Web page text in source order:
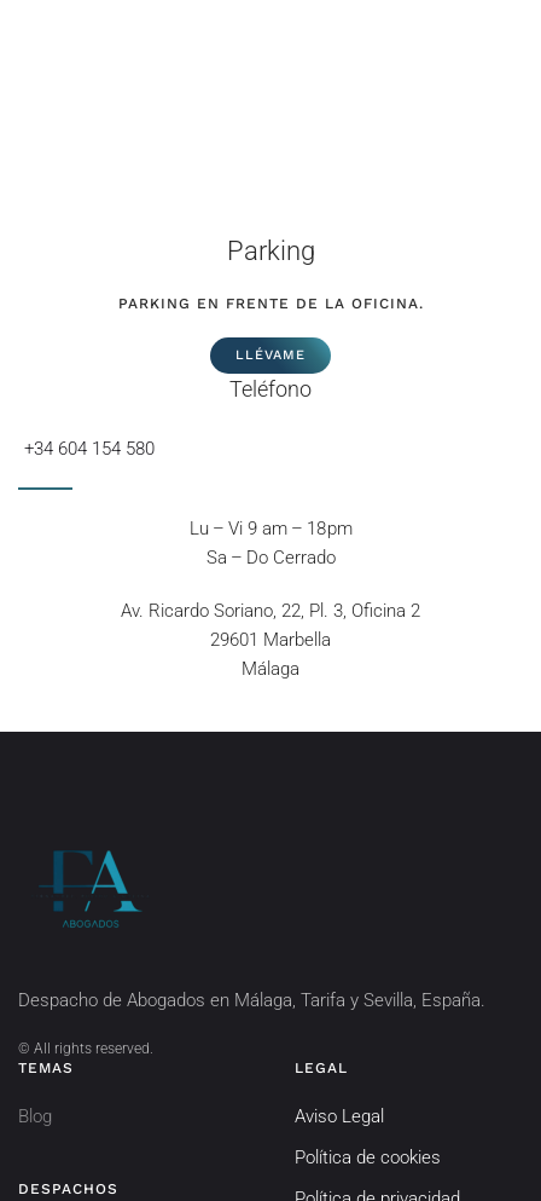
Parking
PARKING EN FRENTE DE LA OFICINA.
LLÉVAME
Teléfono
+34 604 154 580
Lu – Vi 9 am – 18 pm
Sa – Do Cerrado
Av. Ricardo Soriano, 22, Pl. 3, Oficina 2
29601 Marbella
Málaga
Despacho de Abogados en Málaga, Tarifa y Sevilla, España.
© All rights reserved.
TEMAS
Blog
DESPACHOS
LEGAL
Aviso Legal
Política de cookies